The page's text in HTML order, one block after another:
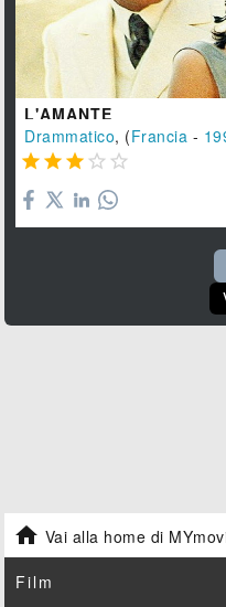
L'AMANTE
Drammatico, (Francia -
    
 Vai alla home di
Film